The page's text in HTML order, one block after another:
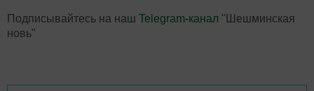
Подписывайтесь на наш Telegram-канал "Шешминская
новь"